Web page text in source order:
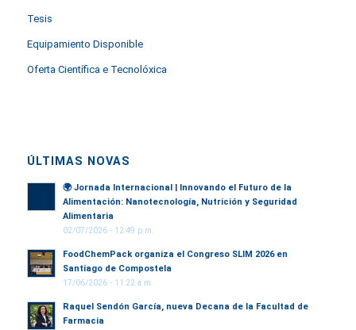
Tesis
Equipamiento Disponible
Oferta Científica e Tecnolóxica
ÚLTIMAS NOVAS
🌍 Jornada Internacional | Innovando el Futuro de la
Alimentación: Nanotecnología, Nutrición y Seguridad
Alimentaria
02/07/2026 - 12:49 p.m.
FoodChemPack organiza el Congreso SLIM 2026 en
Santiago de Compostela
17/06/2026 - 11:22 a.m.
Raquel Sendón García, nueva Decana de la Facultad de
Farmacia